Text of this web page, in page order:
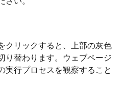
クリックすると、上部の灰色
り替わります。ウェブページ
実行プロセスを観察すること